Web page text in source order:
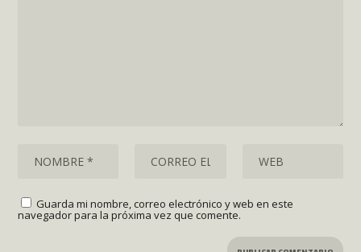
Guarda mi nombre, correo electrónico y web en este
navegador para la próxima vez que comente.